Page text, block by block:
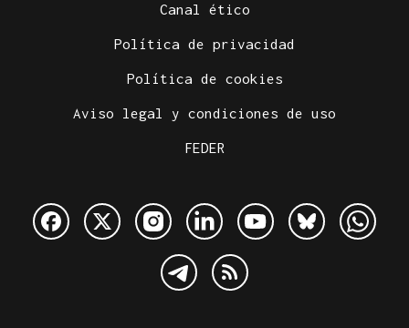
Canal ético
Política de privacidad
Política de cookies
Aviso legal y condiciones de uso
FEDER